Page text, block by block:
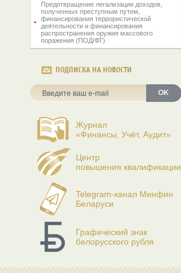
Предотвращение легализации доходов,
полученных преступным путем,
финансирования террористической
деятельности и финансирования
распространения оружия массового
поражения (ПОД/ФТ)
ПОДПИСКА НА НОВОСТИ
OK
Журнал
«Финансы, Учёт, Аудит»
Центр
повышения квалификации
Telegram-канал Минфин
Беларуси
Графический знак
белорусского рубля